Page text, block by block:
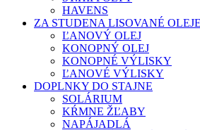
HAVENS
ZA STUDENA LISOVANÉ OLEJE
ĽANOVÝ OLEJ
KONOPNÝ OLEJ
KONOPNÉ VÝLISKY
ĽANOVÉ VÝLISKY
DOPLNKY DO STAJNE
SOLÁRIUM
KŔMNE ŽĽABY
NAPÁJADLÁ